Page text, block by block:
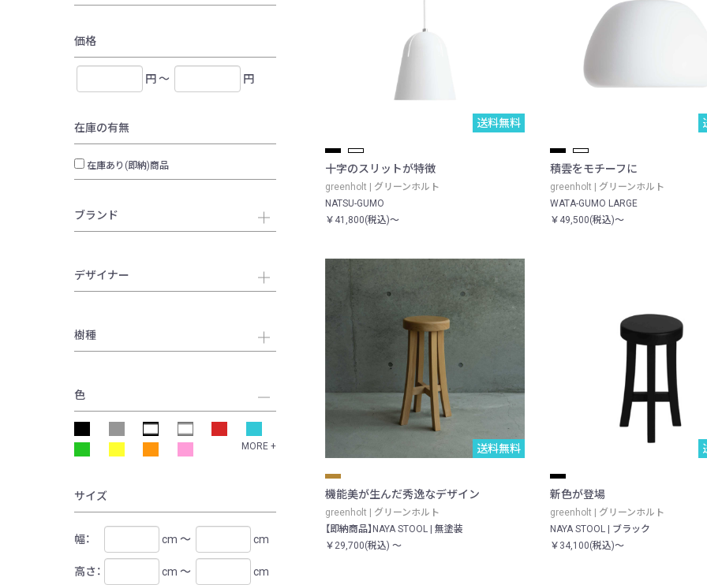
価格
円 ～ 円
在庫の有無
在庫あり(即納)商品
ブランド
デザイナー
樹種
色
MORE +
サイズ
幅： cm ～ cm
高さ： cm ～ cm
送料無料
十字のスリットが特徴
greenholt | グリーンホルト
NATSU-GUMO
￥41,800(税込)～
積雲をモチーフに
greenholt | グリーンホルト
WATA-GUMO LARGE
￥49,500(税込)～
送料無料
機能美が生んだ秀逸なデザイン
greenholt | グリーンホルト
【即納商品】NAYA STOOL | 無塗装
￥29,700(税込) ～
新色が登場
greenholt | グリーンホルト
NAYA STOOL | ブラック
￥34,100(税込)～